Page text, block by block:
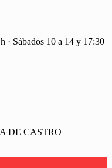
· Sábados 10 a 14 y 17:30
DE CASTRO